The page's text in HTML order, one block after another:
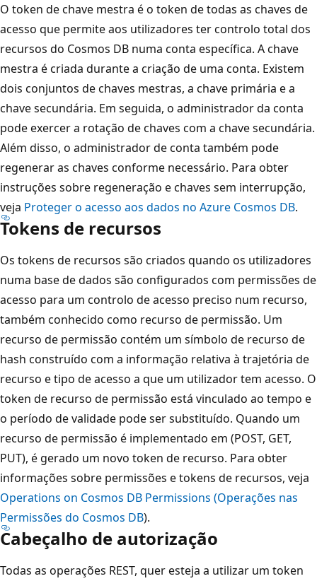
O token de chave mestra é o token de todas as chaves de
acesso que permite aos utilizadores ter controlo total dos
recursos do Cosmos DB numa conta específica. A chave
mestra é criada durante a criação de uma conta. Existem
dois conjuntos de chaves mestras, a chave primária e a
chave secundária. Em seguida, o administrador da conta
pode exercer a rotação de chaves com a chave secundária.
Além disso, o administrador de conta também pode
regenerar as chaves conforme necessário. Para obter
instruções sobre regeneração e chaves sem interrupção,
veja Proteger o acesso aos dados no Azure Cosmos DB.
Tokens de recursos
Os tokens de recursos são criados quando os utilizadores
numa base de dados são configurados com permissões de
acesso para um controlo de acesso preciso num recurso,
também conhecido como recurso de permissão. Um
recurso de permissão contém um símbolo de recurso de
hash construído com a informação relativa à trajetória de
recurso e tipo de acesso a que um utilizador tem acesso. O
token de recurso de permissão está vinculado ao tempo e
o período de validade pode ser substituído. Quando um
recurso de permissão é implementado em (POST, GET,
PUT), é gerado um novo token de recurso. Para obter
informações sobre permissões e tokens de recursos, veja
Operations on Cosmos DB Permissions (Operações nas
Permissões do Cosmos DB).
Cabeçalho de autorização
Todas as operações REST, quer esteja a utilizar um token